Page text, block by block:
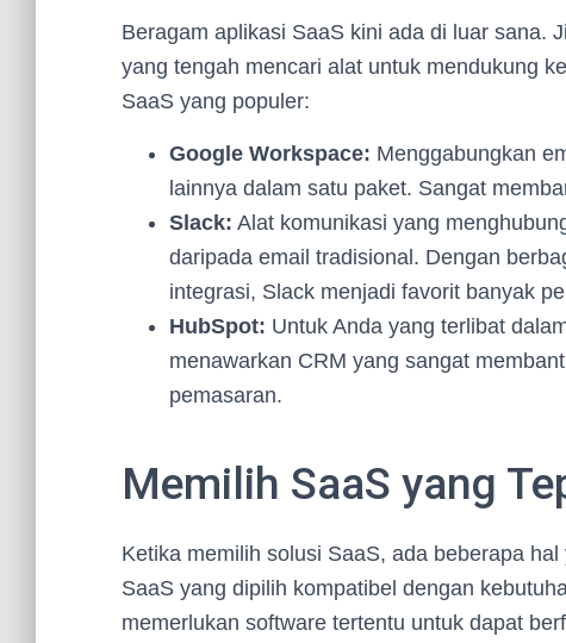
Beragam aplikasi SaaS kini ada di luar sana.
yang tengah mencari alat untuk mendukung
SaaS yang populer:
Google Workspace: Menggabungkan
lainnya dalam satu paket. Sangat
Slack: Alat komunikasi yang
daripada email tradisional. Dengan
integrasi, Slack menjadi favorit banyak
HubSpot: Untuk Anda yang terlibat
menawarkan CRM yang sangat
pemasaran.
Memilih SaaS yang
Ketika memilih solusi SaaS, ada beberapa
SaaS yang dipilih kompatibel dengan
memerlukan software tertentu untuk dapat